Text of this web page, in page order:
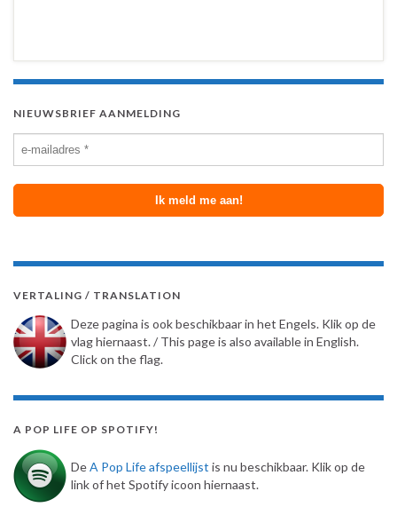
NIEUWSBRIEF AANMELDING
VERTALING / TRANSLATION
Deze pagina is ook beschikbaar in het Engels. Klik op de
vlag hiernaast. / This page is also available in English.
Click on the flag.
A POP LIFE OP SPOTIFY!
DeA Pop Life afspeellijst is nu beschikbaar. Klik op de
link of het Spotify icoon hiernaast.